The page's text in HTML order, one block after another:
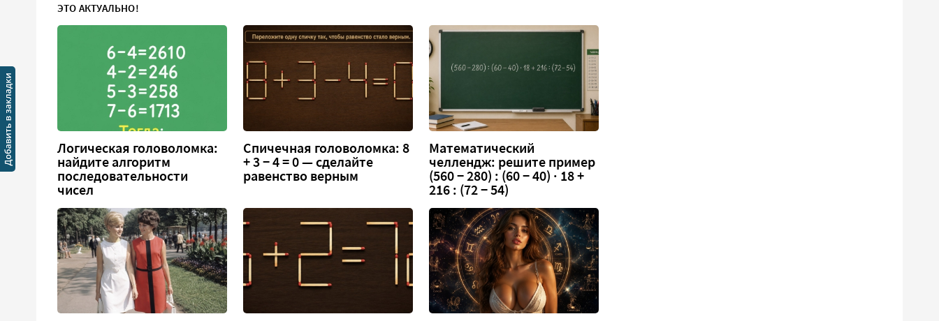
ЭТО АКТУАЛЬНО!
Логическая головоломка:
найдите алгоритм
последовательности
чисел
Спичечная головоломка: 8
+ 3 − 4 = 0 — сделайте
равенство верным
Математический
челлендж: решите пример
(560 − 280) : (60 − 40) · 18 +
216 : (72 − 54)